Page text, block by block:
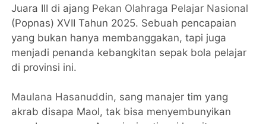
Juara III di ajang Pekan Olahraga Pelajar Nasional
(Popnas) XVII Tahun 2025. Sebuah pencapaian
yang bukan hanya membanggakan, tapi juga
menjadi penanda kebangkitan sepak bola pelajar
di provinsi ini.
Maulana Hasanuddin, sang manajer tim yang
akrab disapa Maol, tak bisa menyembunyikan